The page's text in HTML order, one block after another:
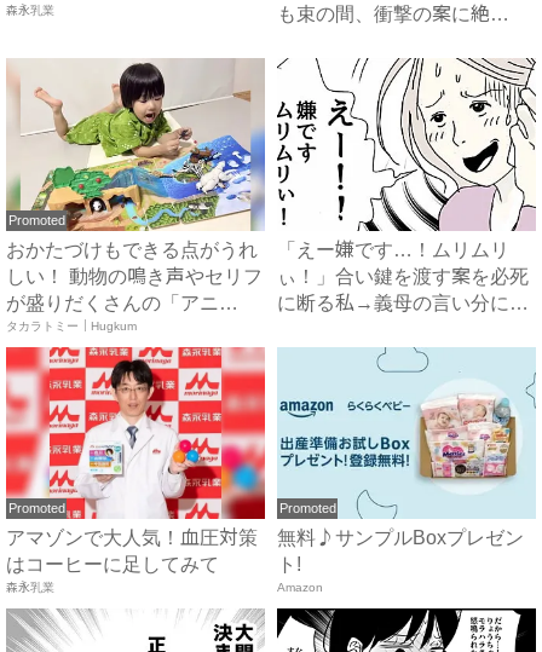
森永乳業
も束の間、衝撃の案に絶
Promoted
おかたづけもできる点がうれ
しい！ 動物の鳴き声やセリフ
が盛りだくさんの「アニ
ア ...
タカラトミー｜Hugkum
「えー嫌です…！ムリムリ
ぃ！」合い鍵を渡す案を必死
に断る私→義母の言い分にあ
Promoted
アマゾンで大人気！血圧対策
はコーヒーに足してみて
森永乳業
Promoted
無料♪サンプルBoxプレゼン
ト!
Amazon